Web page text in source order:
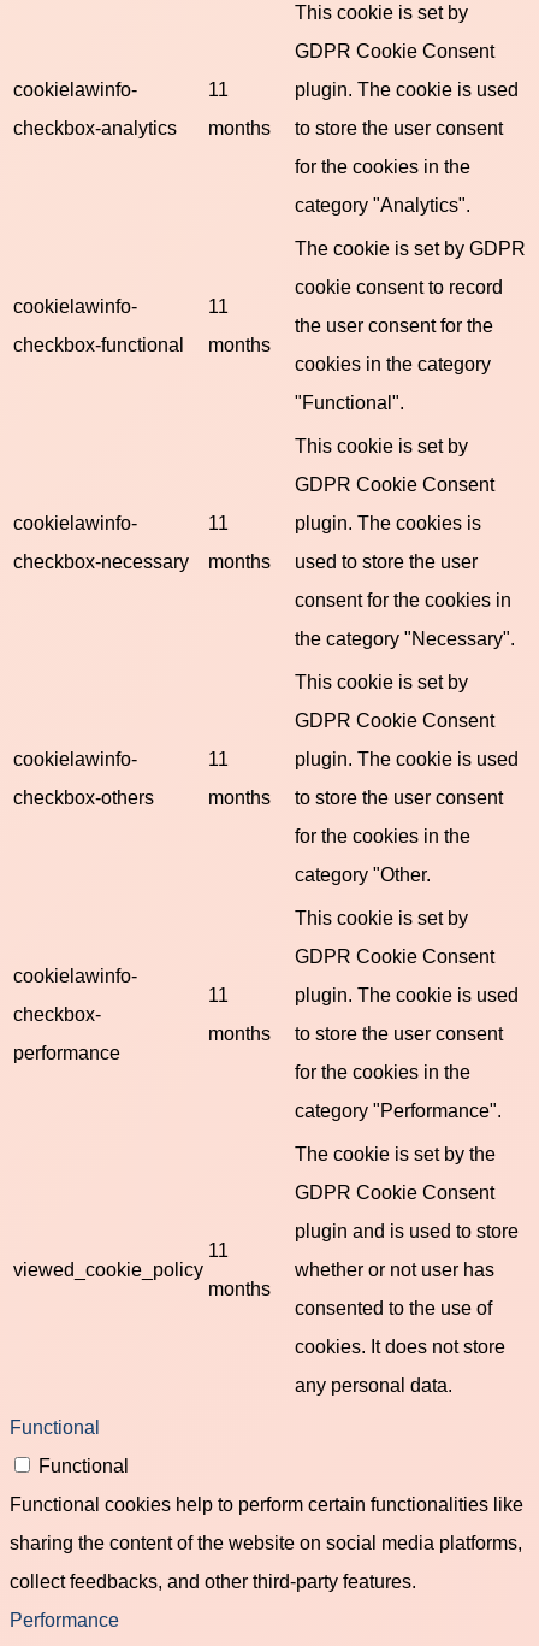
cookielawinfo-
checkbox-analytics
11
months
This cookie is set by
GDPR Cookie Consent
plugin. The cookie is used
to store the user consent
for the cookies in the
category "Analytics".
cookielawinfo-
checkbox-functional
11
months
The cookie is set by GDPR
cookie consent to record
the user consent for the
cookies in the category
"Functional".
cookielawinfo-
checkbox-necessary
11
months
This cookie is set by
GDPR Cookie Consent
plugin. The cookies is
used to store the user
consent for the cookies in
the category "Necessary".
cookielawinfo-
checkbox-others
11
months
This cookie is set by
GDPR Cookie Consent
plugin. The cookie is used
to store the user consent
for the cookies in the
category "Other.
cookielawinfo-
checkbox-
performance
11
months
This cookie is set by
GDPR Cookie Consent
plugin. The cookie is used
to store the user consent
for the cookies in the
category "Performance".
viewed_cookie_policy
11
months
The cookie is set by the
GDPR Cookie Consent
plugin and is used to store
whether or not user has
consented to the use of
cookies. It does not store
any personal data.
Functional
Functional
Functional cookies help to perform certain functionalities like
sharing the content of the website on social media platforms,
collect feedbacks, and other third-party features.
Performance